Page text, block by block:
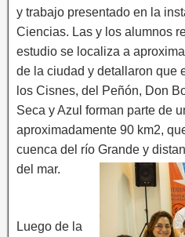
y trabajo presentado en la
Ciencias. Las y los alumnos
estudio se localiza a
de la ciudad y detallaron que
los Cisnes, del Peñón, Don
Seca y Azul forman parte de
aproximadamente 90 km2,
cuenca del río Grande y
del mar.
Luego de la